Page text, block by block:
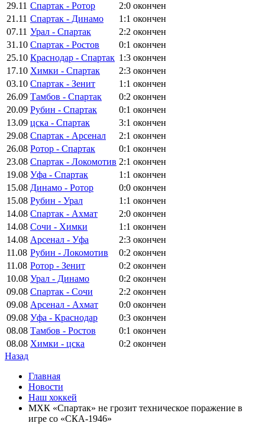
29.11 Спартак - Ротор 2:0 окончен
21.11 Спартак - Динамо 1:1 окончен
07.11 Урал - Спартак 2:2 окончен
31.10 Спартак - Ростов 0:1 окончен
25.10 Краснодар - Спартак 1:3 окончен
17.10 Химки - Спартак 2:3 окончен
03.10 Спартак - Зенит 1:1 окончен
26.09 Тамбов - Спартак 0:2 окончен
20.09 Рубин - Спартак 0:1 окончен
13.09 цска - Спартак 3:1 окончен
29.08 Спартак - Арсенал 2:1 окончен
26.08 Ротор - Спартак 0:1 окончен
23.08 Спартак - Локомотив 2:1 окончен
19.08 Уфа - Спартак 1:1 окончен
15.08 Динамо - Ротор 0:0 окончен
15.08 Рубин - Урал 1:1 окончен
14.08 Спартак - Ахмат 2:0 окончен
14.08 Сочи - Химки 1:1 окончен
14.08 Арсенал - Уфа 2:3 окончен
11.08 Рубин - Локомотив 0:2 окончен
11.08 Ротор - Зенит 0:2 окончен
10.08 Урал - Динамо 0:2 окончен
09.08 Спартак - Сочи 2:2 окончен
09.08 Арсенал - Ахмат 0:0 окончен
09.08 Уфа - Краснодар 0:3 окончен
08.08 Тамбов - Ростов 0:1 окончен
08.08 Химки - цска 0:2 окончен
Назад
Главная
Новости
Наш хоккей
МХК «Спартак» не грозит техническое поражение в
игре со «СКА‑1946»